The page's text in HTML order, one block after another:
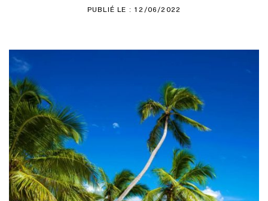
PUBLIÉ LE : 12/06/2022